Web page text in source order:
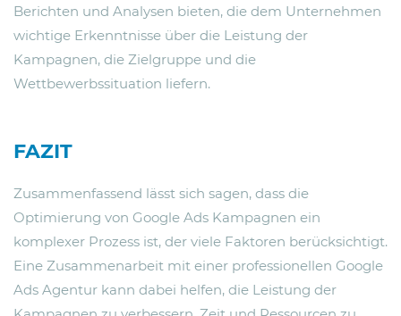
Berichten und Analysen bieten, die dem Unternehmen
wichtige Erkenntnisse über die Leistung der
Kampagnen, die Zielgruppe und die
Wettbewerbssituation liefern.
FAZIT
Zusammenfassend lässt sich sagen, dass die
Optimierung von Google Ads Kampagnen ein
komplexer Prozess ist, der viele Faktoren berücksichtigt.
Eine Zusammenarbeit mit einer professionellen Google
Ads Agentur kann dabei helfen, die Leistung der